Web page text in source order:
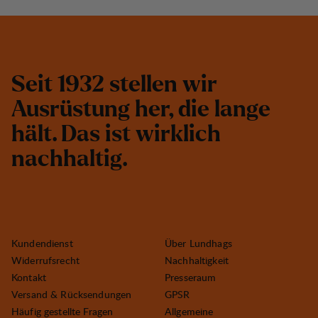
Seit 1932 stellen wir
Ausrüstung her, die lange
hält. Das ist wirklich
nachhaltig.
Kundendienst
Widerrufsrecht
Kontakt
Versand & Rücksendungen
Häufig gestellte Fragen
Über Lundhags
Nachhaltigkeit
Presseraum
GPSR
Allgemeine